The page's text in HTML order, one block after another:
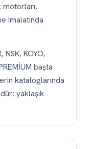
imalatında
NSK, KOYO,
başta
kataloglarında
yaklaşık